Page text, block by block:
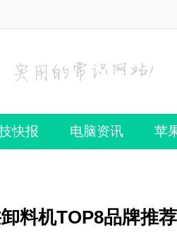
快报 电脑资讯 苹
料机TOP8品牌推